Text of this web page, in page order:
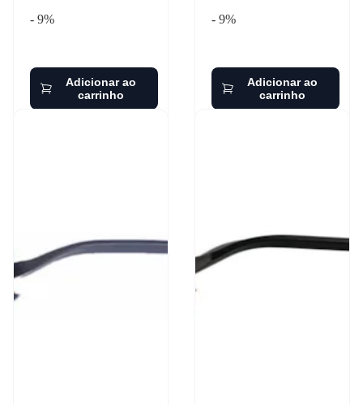
- 9%
Adicionar ao
carrinho
- 9%
Adicionar ao
carrinho